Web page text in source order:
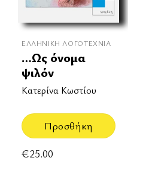
ΕΛΛΗΝΙΚΉ ΛΟΓΟΤΕΧΝΊΑ
…Ως όνομα
ψιλόν
Κατερίνα Κωστίου
Προσθήκη
€25.00